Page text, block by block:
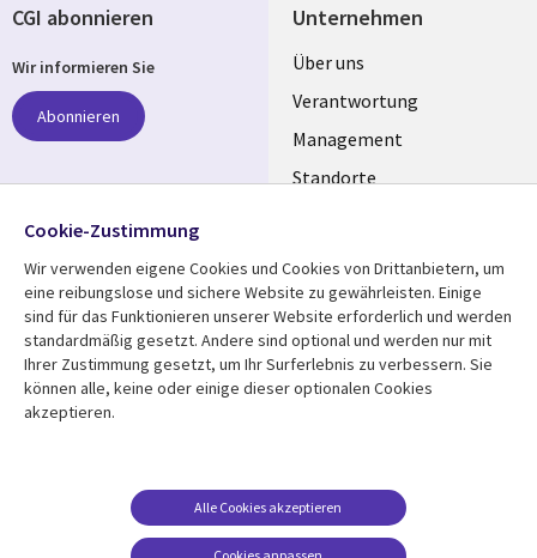
Unternehmen
Useful
links
GERMANY
Über uns
Verantwortung
Management
Standorte
Mediathek
Library
GERMANY
Aktuelles
Rechtliches
Beschwerden/Hinweise
Compliance
CGI abonnieren
Wir informieren Sie
Abonnieren
Folgen Sie uns
Social
Media
GERMANY
Cookie-Zustimmung
Wir verwenden eigene Cookies und Cookies von Drittanbietern, um
eine reibungslose und sichere Website zu gewährleisten. Einige
sind für das Funktionieren unserer Website erforderlich und werden
standardmäßig gesetzt. Andere sind optional und werden nur mit
Ihrer Zustimmung gesetzt, um Ihr Surferlebnis zu verbessern. Sie
können alle, keine oder einige dieser optionalen Cookies
akzeptieren.
Alle Cookies akzeptieren